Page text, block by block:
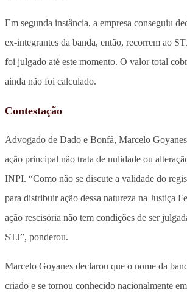
Em segunda instância, a empresa conseguiu
ex-integrantes da banda, então, recorrem ao
foi julgado até este momento. O valor total
ainda não foi calculado.
Contestação
Advogado de Dado e Bonfá, Marcelo
ação principal não trata de nulidade ou
INPI. “Como não se discute a validade do
para distribuir ação dessa natureza na Justiça
ação rescisória não tem condições de ser
STJ”, ponderou.
Marcelo Goyanes declarou que o nome da
criado e se tornou conhecido nacionalmente